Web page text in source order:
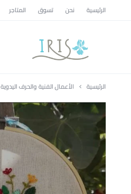
الرئيسية نحن تسوق المتاجر
|
متجر
تسوق
وطني
الرئيسية الأعمال الفنية والحرف اليدوية